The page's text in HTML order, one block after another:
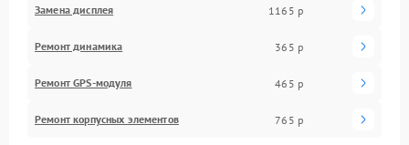
Замена дисплея 1165 р
Ремонт динамика 365 р
Ремонт GPS-модуля 465 р
Ремонт корпусных элементов 765 р